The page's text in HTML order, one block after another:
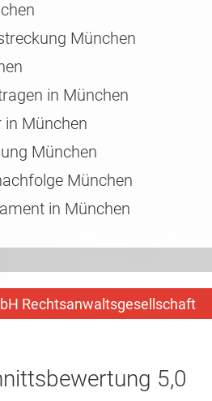
München
in München
in München
München
München
in München
Rechtsanwaltsgesellschaft
5,0